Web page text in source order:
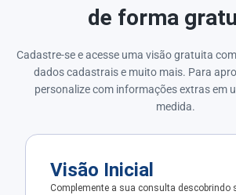
de forma
Cadastre-se e acesse uma visão gratuita
dados cadastrais e muito mais. Para
personalize com informações extras em
medida.
Visão Inicial
Complemente a sua consulta descobrindo